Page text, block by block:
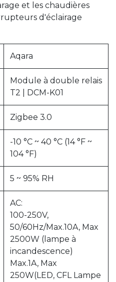
et les chaudières
d'éclairage
Aqara
Module à double relais
T2 | DCM-K01
Zigbee 3.0
-10 °C ~ 40 °C (14 °F ~
104 °F)
5 ~ 95% RH
AC:
100-250V,
50/60Hz/Max.10A, Max
2500W (lampe à
incandescence)
Max.1A, Max
250W(LED, CFL Lampe